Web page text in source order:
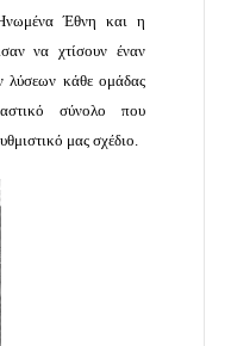
Έθνη και η
να χτίσουν έναν
λύσεων κάθε ομάδας
σύνολο που
μας σχέδιο.